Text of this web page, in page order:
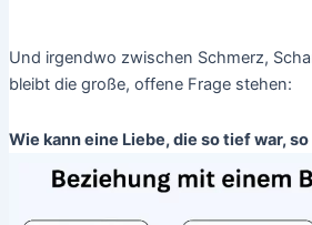
Und irgendwo zwischen Schmerz,
bleibt die große, offene Frage stehen:
Wie kann eine Liebe, die so tief war,